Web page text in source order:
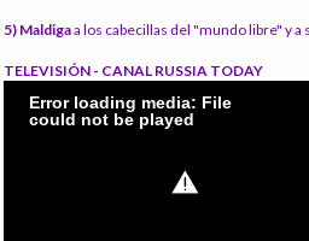
5) Maldigaa los cabecillas del "mundo libre" y a
TELEVISIÓN - CANAL RUSSIA TODAY